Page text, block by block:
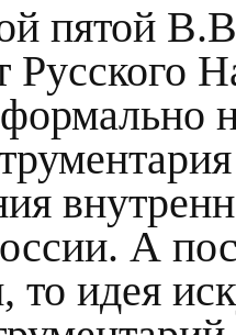
пятой
Русского
А
то идея